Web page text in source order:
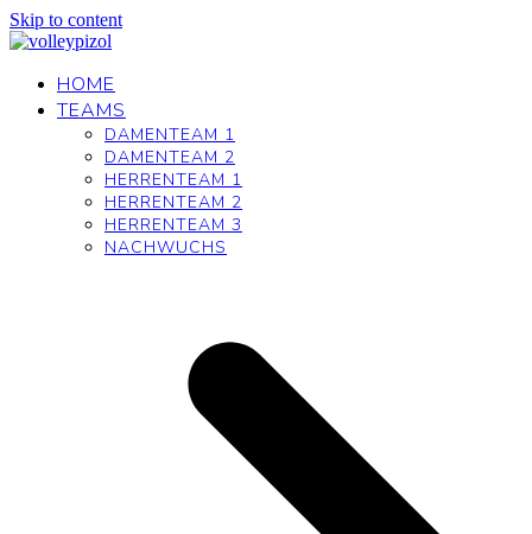
Skip to content
HOME
TEAMS
DAMENTEAM 1
DAMENTEAM 2
HERRENTEAM 1
HERRENTEAM 2
HERRENTEAM 3
NACHWUCHS